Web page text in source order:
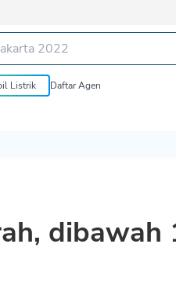
Listrik Daftar Agen
dibawah